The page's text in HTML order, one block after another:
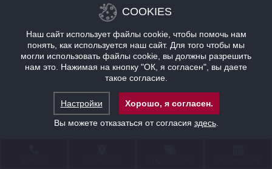
COOKIES
Наш сайт использует файлы cookie, чтобы помочь нам
понять, как используется наш сайт. Для того чтобы мы
могли использовать файлы cookie, вы должны разрешить
нам это. Нажимая на кнопку "ОК, я согласен", вы даете
такое согласие.
Настройки
Хорошо, я согласен.
Вы можете отказаться от согласия здесь.